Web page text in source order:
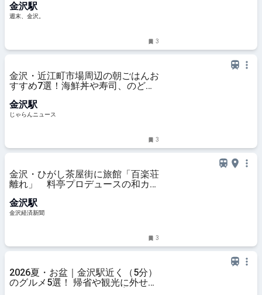
♪【NEW OPEN】 - 週末、金沢。
金沢駅
週末、金沢。
3
金沢・近江町市場周辺の朝ごはんお
すすめ7選！海鮮丼や寿司、のどぐ
ース
金沢駅
じゃらんニュース
3
金沢・ひがし茶屋街に旅館「百楽荘
離れ」 料亭プロデュースの和カフ
金沢駅
金沢経済新聞
3
2026夏・お盆｜金沢駅近く（5分）
のグルメ5選！ 帰省や観光に外せな